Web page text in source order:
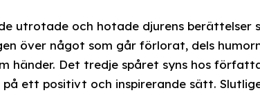
utrotade och hotade djurens berättelser
över något som går förlorat, dels
händer. Det tredje spåret syns hos
på ett positivt och inspirerande sätt.